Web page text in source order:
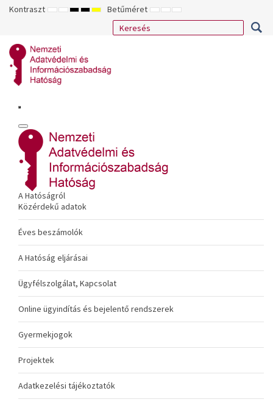
Kontraszt ALAPÉRTELMEZETT
ÉJSZAKAI
NAGY
KONTRASZTÚ
NAGY
KONTRASZTÚ
NAGY
KONTRASZTÚ
SÁRGA
FEKETE
Betűméret KISEBB
BETŰTÍPUS
ALAPÉRTELMEZETT
BETŰMÉRET
NAGYOBB
BETŰMÉRET
A Hatóságról
Közérdekű adatok
Éves beszámolók
A Hatóság eljárásai
Ügyfélszolgálat, Kapcsolat
Online ügyindítás és bejelentő rendszerek
Gyermekjogok
Projektek
Adatkezelési tájékoztatók